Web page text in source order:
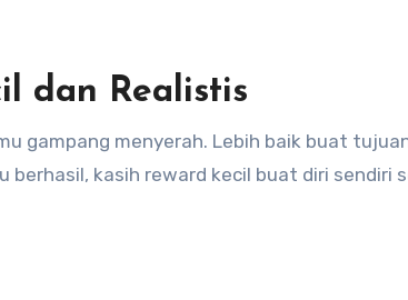
dan Realistis
gampang menyerah. Lebih baik buat
berhasil, kasih reward kecil buat diri sendiri